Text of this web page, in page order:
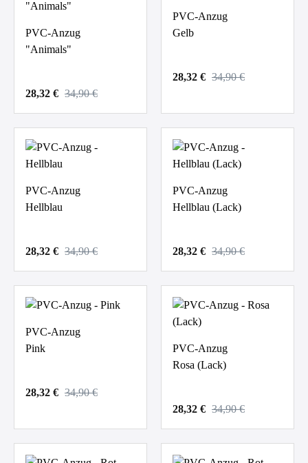
PVC-Anzug
"Animals"
28,32 € 34,90 €
PVC-Anzug
Gelb
28,32 € 34,90 €
PVC-Anzug
Hellblau
28,32 € 34,90 €
PVC-Anzug
Hellblau (Lack)
28,32 € 34,90 €
PVC-Anzug
Pink
28,32 € 34,90 €
PVC-Anzug
Rosa (Lack)
28,32 € 34,90 €